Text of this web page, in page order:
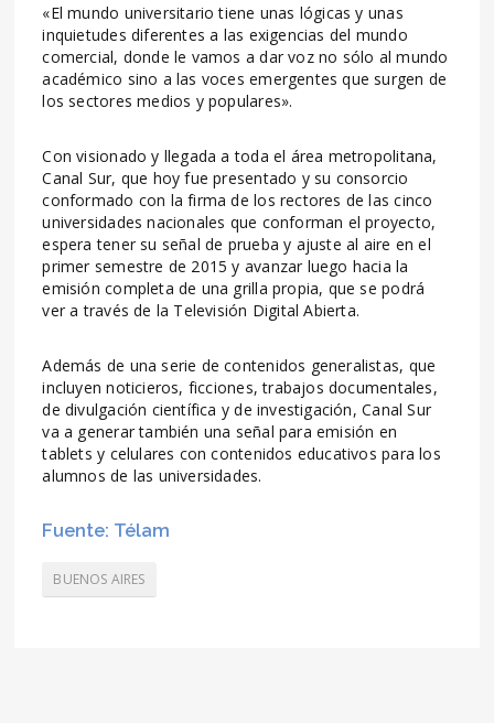
«El mundo universitario tiene unas lógicas y unas
inquietudes diferentes a las exigencias del mundo
comercial, donde le vamos a dar voz no sólo al mundo
académico sino a las voces emergentes que surgen de
los sectores medios y populares».
Con visionado y llegada a toda el área metropolitana,
Canal Sur, que hoy fue presentado y su consorcio
conformado con la firma de los rectores de las cinco
universidades nacionales que conforman el proyecto,
espera tener su señal de prueba y ajuste al aire en el
primer semestre de 2015 y avanzar luego hacia la
emisión completa de una grilla propia, que se podrá
ver a través de la Televisión Digital Abierta.
Además de una serie de contenidos generalistas, que
incluyen noticieros, ficciones, trabajos documentales,
de divulgación científica y de investigación, Canal Sur
va a generar también una señal para emisión en
tablets y celulares con contenidos educativos para los
alumnos de las universidades.
Fuente: Télam
BUENOS AIRES